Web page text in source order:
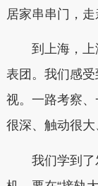
居家串串门，走
到上海，上
表团。我们感
视。一路考察
很深、触动很大
我们学到了